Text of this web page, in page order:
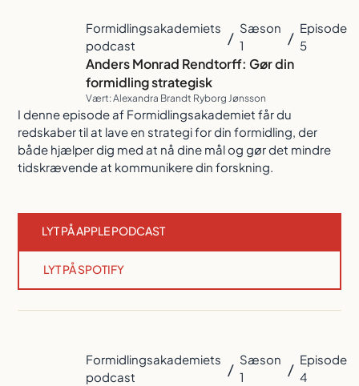
Formidlingsakademiets
podcast
/ Sæson
1
/ Episode
5
Anders Monrad Rendtorff: Gør din
formidling strategisk
Vært: Alexandra Brandt Ryborg Jønsson
I denne episode af Formidlingsakademiet får du
redskaber til at lave en strategi for din formidling, der
både hjælper dig med at nå dine mål og gør det mindre
tidskrævende at kommunikere din forskning.
LYT PÅ APPLE PODCAST
LYT PÅ SPOTIFY
Formidlingsakademiets
podcast
/ Sæson
1
/ Episode
4